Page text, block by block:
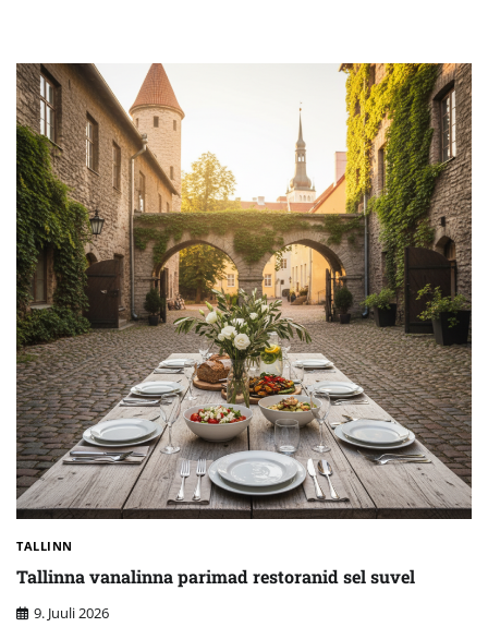
TALLINN
Tallinna vanalinna parimad restoranid sel suvel
9. Juuli 2026